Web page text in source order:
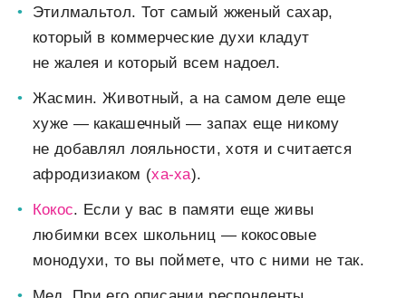
Этилмальтол. Тот самый жженый сахар,
который в коммерческие духи кладут
не жалея и который всем надоел.
Жасмин.Животный, а на самом деле еще
хуже — какашечный — запах еще никому
не добавлял лояльности, хотя и считается
афродизиаком (ха-ха).
Кокос. Если у вас в памяти еще живы
любимки всех школьниц — кокосовые
монодухи, то вы поймете, что с ними не так.